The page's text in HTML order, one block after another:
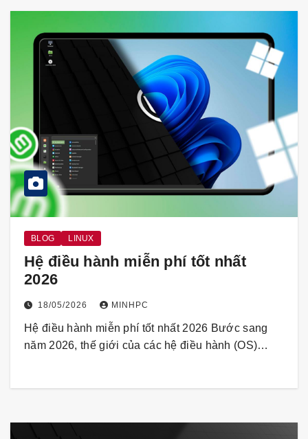
BLOG LINUX
Hệ điều hành miễn phí tốt nhất
2026
18/05/2026 MINHPC
Hệ điều hành miễn phí tốt nhất 2026 Bước sang
năm 2026, thế giới của các hệ điều hành (OS)…